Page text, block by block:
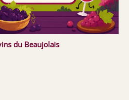
du Beaujolais